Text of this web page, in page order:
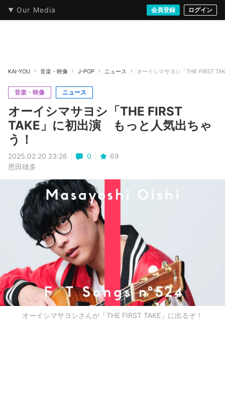
Our Media 会員登録 ログイン
本・文芸 情報化社会 音楽・映像 ゲームストリート
KAI-YOU 音楽・映像 J-POP ニュース オーイシマサヨシ「THE FIRST
音楽・映像 ニュース
オーイシマサヨシ「THE FIRST
TAKE」に初出演 もっと人気出ちゃ
う！
2025.02.20 23:26 0
69
恩田雄多
オーイシマサヨシさんが「THE FIRST TAKE」に出るぞ！